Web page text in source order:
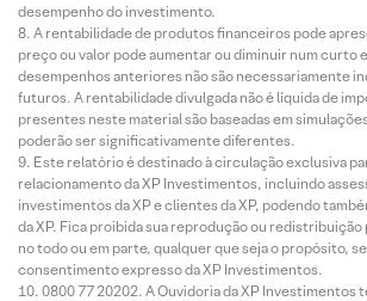
desempenho do investimento.
A rentabilidade de produtos financeiros pode
preço ou valor pode aumentar ou diminuir num curto
desempenhos anteriores não são necessariamente
futuros. A rentabilidade divulgada não é líquida de
presentes neste material são baseadas em
poderão ser significativamente diferentes.
Este relatório é destinado à circulação exclusiva
relacionamento da XP Investimentos, incluindo
investimentos da XP e clientes da XP, podendo
da XP. Fica proibida sua reprodução ou redistribuição
no todo ou em parte, qualquer que seja o propósito,
consentimento expresso da XP Investimentos.
0800 77 20202. A Ouvidoria da XP Investimentos